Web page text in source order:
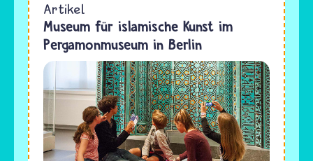
Artikel
Museum für islamische Kunst im
Pergamonmuseum in Berlin